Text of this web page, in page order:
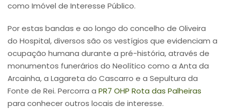
como Imóvel de Interesse Público.
Por estas bandas e ao longo do concelho de Oliveira
do Hospital, diversos são os vestígios que evidenciam a
ocupação humana durante a pré-história, através de
monumentos funerários do Neolítico como a Anta da
Arcainha, a Lagareta do Cascarro e a Sepultura da
Fonte de Rei. Percorra a PR7 OHP Rota das Palheiras
para conhecer outros locais de interesse.